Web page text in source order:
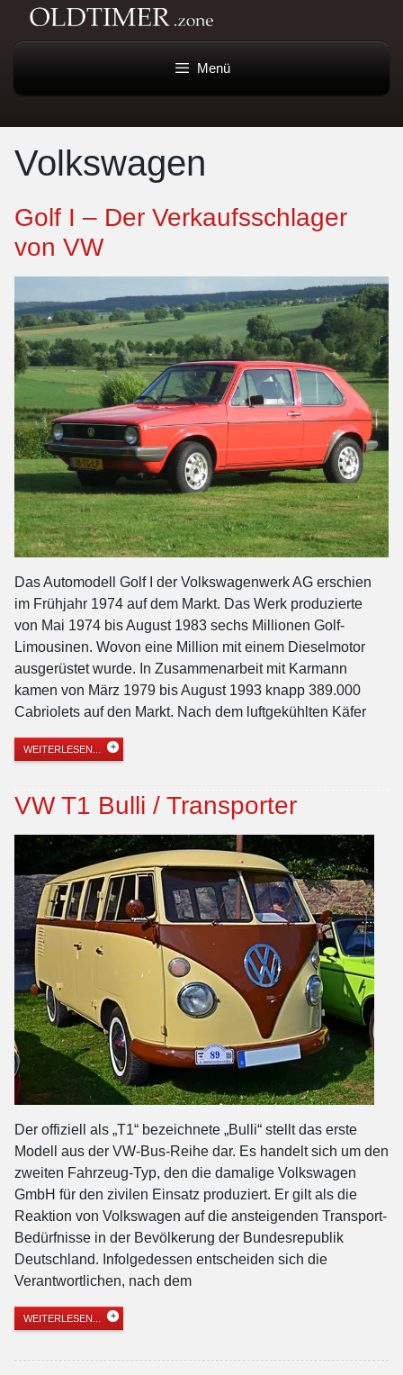
Menü
Volkswagen
Golf I – Der Verkaufsschlager
von VW
Das Automodell Golf I der Volkswagenwerk AG erschien
im Frühjahr 1974 auf dem Markt. Das Werk produzierte
von Mai 1974 bis August 1983 sechs Millionen Golf-
Limousinen. Wovon eine Million mit einem Dieselmotor
ausgerüstet wurde. In Zusammenarbeit mit Karmann
kamen von März 1979 bis August 1993 knapp 389.000
Cabriolets auf den Markt. Nach dem luftgekühlten Käfer
WEITERLESEN...
VW T1 Bulli / Transporter
Der offiziell als „T1“ bezeichnete „Bulli“ stellt das erste
Modell aus der VW-Bus-Reihe dar. Es handelt sich um den
zweiten Fahrzeug-Typ, den die damalige Volkswagen
GmbH für den zivilen Einsatz produziert. Er gilt als die
Reaktion von Volkswagen auf die ansteigenden Transport-
Bedürfnisse in der Bevölkerung der Bundesrepublik
Deutschland. Infolgedessen entscheiden sich die
Verantwortlichen, nach dem
WEITERLESEN...